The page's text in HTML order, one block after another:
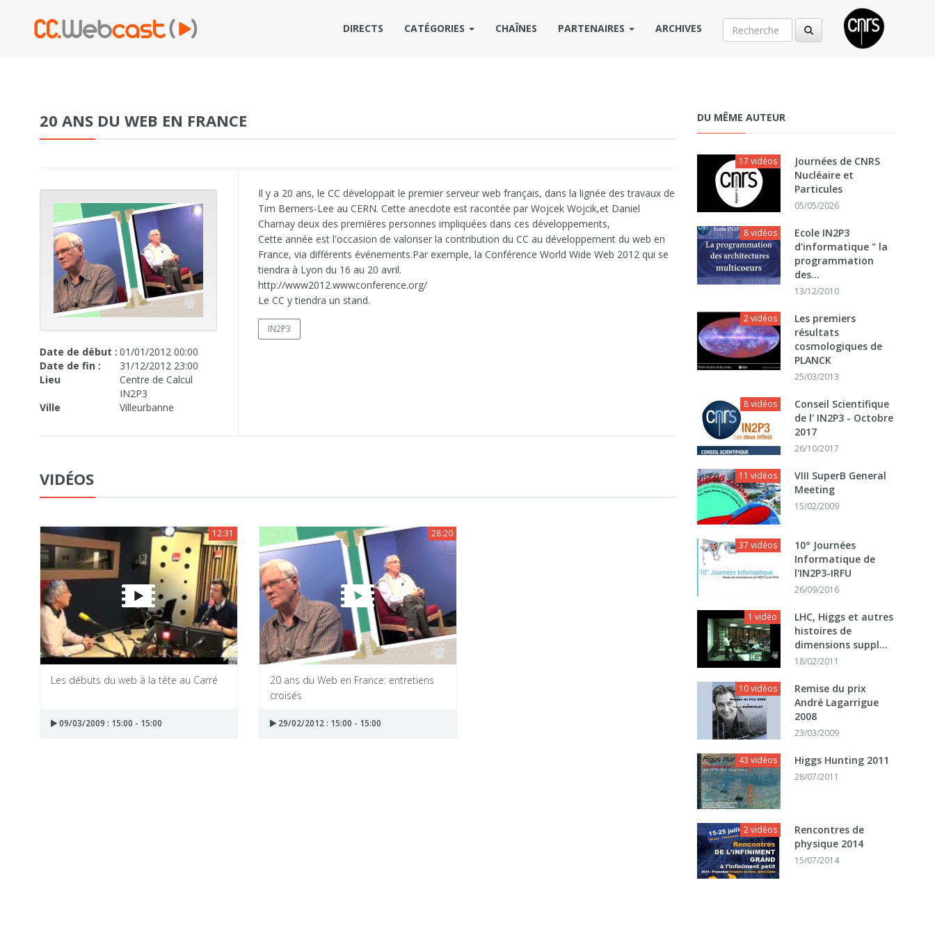
DIRECTS CATÉGORIES CHAÎNES PARTENAIRES ARCHIVES
20 ANS DU WEB EN FRANCE
Date de début : 01/01/2012 00:00
Date de fin :
31/12/2012 23:00
Lieu
Centre de Calcul
IN2P3
Ville
Villeurbanne
Il y a 20 ans, le CC développait le premier serveur web français, dans la lignée des travaux de
Tim Berners-Lee au CERN. Cette anecdote est racontée par Wojcek Wojcik,et Daniel
Charnay deux des premières personnes impliquées dans ces développements,
Cette année est l'occasion de valoriser la contribution du CC au développement du web en
France, via différents événements.Par exemple, la Conférence World Wide Web 2012 qui se
tiendra à Lyon du 16 au 20 avril.
http://www2012.wwwconference.org/
Le CC y tiendra un stand.
IN2P3
VIDÉOS
12:31
Les débuts du web à la tête au Carré
09/03/2009 : 15:00 - 15:00
28:20
20 ans du Web en France: entretiens
croisés
29/02/2012 : 15:00 - 15:00
DU MÊME AUTEUR
17 vidéos
Journées de CNRS
Nucléaire et
Particules
05/05/2026
8 vidéos
Ecole IN2P3
d'informatique " la
programmation
des...
13/12/2010
2 vidéos
Les premiers
résultats
cosmologiques de
PLANCK
25/03/2013
8 vidéos
Conseil Scientifique
de l' IN2P3 - Octobre
2017
26/10/2017
11 vidéos
VIII SuperB General
Meeting
15/02/2009
37 vidéos
10° Journées
Informatique de
l'IN2P3-IRFU
26/09/2016
1 vidéo
LHC, Higgs et autres
histoires de
dimensions suppl...
18/02/2011
10 vidéos
Remise du prix
André Lagarrigue
2008
23/03/2009
43 vidéos Higgs Hunting 2011
28/07/2011
2 vidéos
Rencontres de
physique 2014
15/07/2014